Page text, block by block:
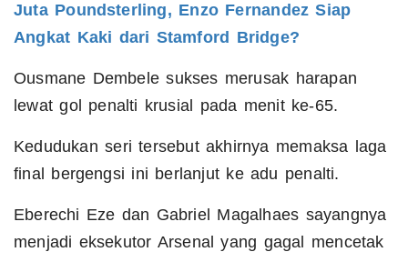
Juta Poundsterling, Enzo Fernandez Siap
Angkat Kaki dari Stamford Bridge?
Ousmane Dembele sukses merusak harapan
lewat gol penalti krusial pada menit ke-65.
Kedudukan seri tersebut akhirnya memaksa laga
final bergengsi ini berlanjut ke adu penalti.
Eberechi Eze dan Gabriel Magalhaes sayangnya
menjadi eksekutor Arsenal yang gagal mencetak